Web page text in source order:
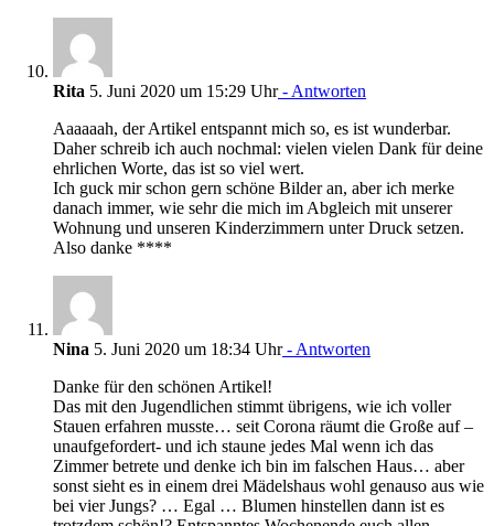
Rita 5. Juni 2020 um 15:29 Uhr- Antworten
Aaaaaah, der Artikel entspannt mich so, es ist wunderbar.
Daher schreib ich auch nochmal: vielen vielen Dank für deine
ehrlichen Worte, das ist so viel wert.
Ich guck mir schon gern schöne Bilder an, aber ich merke
danach immer, wie sehr die mich im Abgleich mit unserer
Wohnung und unseren Kinderzimmern unter Druck setzen.
Also danke ****
Nina 5. Juni 2020 um 18:34 Uhr- Antworten
Danke für den schönen Artikel!
Das mit den Jugendlichen stimmt übrigens, wie ich voller
Stauen erfahren musste… seit Corona räumt die Große auf –
unaufgefordert- und ich staune jedes Mal wenn ich das
Zimmer betrete und denke ich bin im falschen Haus… aber
sonst sieht es in einem drei Mädelshaus wohl genauso aus wie
bei vier Jungs? … Egal … Blumen hinstellen dann ist es